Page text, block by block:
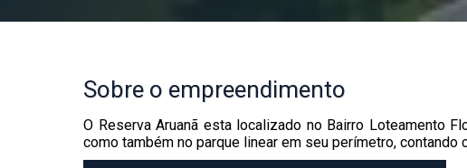
Sobre o empreendimento
O Reserva Aruanã esta localizado no Bairro Loteamento
como também no parque linear em seu perímetro,